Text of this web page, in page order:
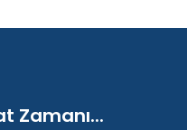
Zamanı...